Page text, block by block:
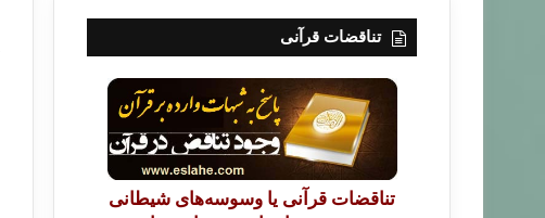
تناقضات قرآنی
تناقضات قرآنی یا وسوسه‌های شیطانی